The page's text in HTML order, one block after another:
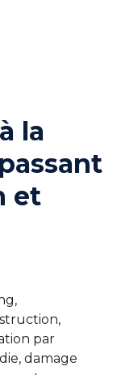
la
et
par
damage